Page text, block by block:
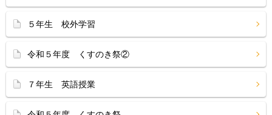
５年生 校外学習
令和５年度 くすのき祭②
７年生 英語授業